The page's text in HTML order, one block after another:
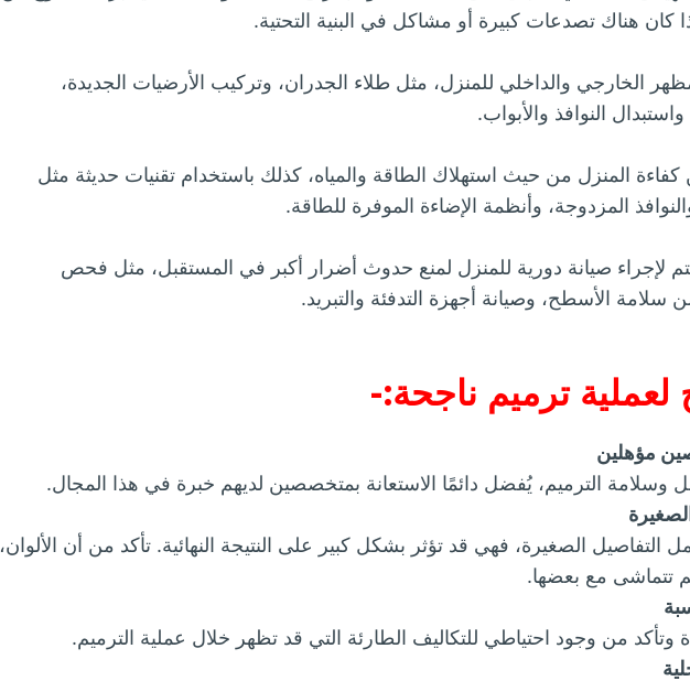
كان هناك تصدعات كبيرة أو مشاكل في البنية التحتية.
الخارجي والداخلي للمنزل، مثل طلاء الجدران، وتركيب الأرضيات الجديدة،
النوافذ والأبواب.
المنزل من حيث استهلاك الطاقة والمياه، كذلك باستخدام تقنيات حديثة مثل
المزدوجة، وأنظمة الإضاءة الموفرة للطاقة.
لإجراء صيانة دورية للمنزل لمنع حدوث أضرار أكبر في المستقبل، مثل فحص
من سلامة الأسطح، وصيانة أجهزة التدفئة والتبريد.
ترميم ناجحة:-
مؤهلين
وسلامة الترميم، يُفضل دائمًا الاستعانة بمتخصصين لديهم خبرة في هذا المجال.
التفاصيل الصغيرة، فهي قد تؤثر بشكل كبير على النتيجة النهائية. تأكد من أن الألوان،
تتماشى مع بعضها.
وتأكد من وجود احتياطي للتكاليف الطارئة التي قد تظهر خلال عملية الترميم.